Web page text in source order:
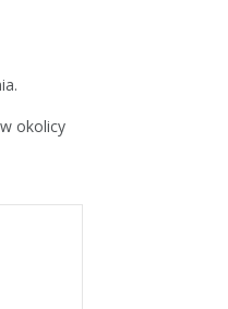
okolicy